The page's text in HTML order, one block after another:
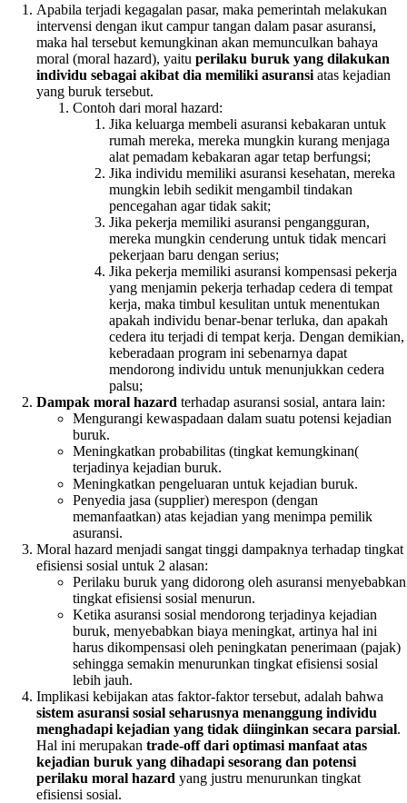
Apabila terjadi kegagalan pasar, maka pemerintah melakukan
intervensi dengan ikut campur tangan dalam pasar asuransi,
maka hal tersebut kemungkinan akan memunculkan bahaya
moral (moral hazard), yaitu perilaku buruk yang dilakukan
individu sebagai akibat dia memiliki asuransi atas kejadian
yang buruk tersebut.
Contoh dari moral hazard:
Jika keluarga membeli asuransi kebakaran untuk
rumah mereka, mereka mungkin kurang menjaga
alat pemadam kebakaran agar tetap berfungsi;
Jika individu memiliki asuransi kesehatan, mereka
mungkin lebih sedikit mengambil tindakan
pencegahan agar tidak sakit;
Jika pekerja memiliki asuransi pengangguran,
mereka mungkin cenderung untuk tidak mencari
pekerjaan baru dengan serius;
Jika pekerja memiliki asuransi kompensasi pekerja
yang menjamin pekerja terhadap cedera di tempat
kerja, maka timbul kesulitan untuk menentukan
apakah individu benar-benar terluka, dan apakah
cedera itu terjadi di tempat kerja. Dengan demikian,
keberadaan program ini sebenarnya dapat
mendorong individu untuk menunjukkan cedera
palsu;
Dampak moral hazard terhadap asuransi sosial, antara lain:
Mengurangi kewaspadaan dalam suatu potensi kejadian
buruk.
Meningkatkan probabilitas (tingkat kemungkinan(
terjadinya kejadian buruk.
Meningkatkan pengeluaran untuk kejadian buruk.
Penyedia jasa (supplier) merespon (dengan
memanfaatkan) atas kejadian yang menimpa pemilik
asuransi.
Moral hazard menjadi sangat tinggi dampaknya terhadap tingkat
efisiensi sosial untuk 2 alasan:
Perilaku buruk yang didorong oleh asuransi menyebabkan
tingkat efisiensi sosial menurun.
Ketika asuransi sosial mendorong terjadinya kejadian
buruk, menyebabkan biaya meningkat, artinya hal ini
harus dikompensasi oleh peningkatan penerimaan (pajak)
sehingga semakin menurunkan tingkat efisiensi sosial
lebih jauh.
Implikasi kebijakan atas faktor-faktor tersebut, adalah bahwa
sistem asuransi sosial seharusnya menanggung individu
menghadapi kejadian yang tidak diinginkan secara parsial.
Hal ini merupakan trade-off dari optimasi manfaat atas
kejadian buruk yang dihadapi sesorang dan potensi
perilaku moral hazard yang justru menurunkan tingkat
efisiensi sosial.